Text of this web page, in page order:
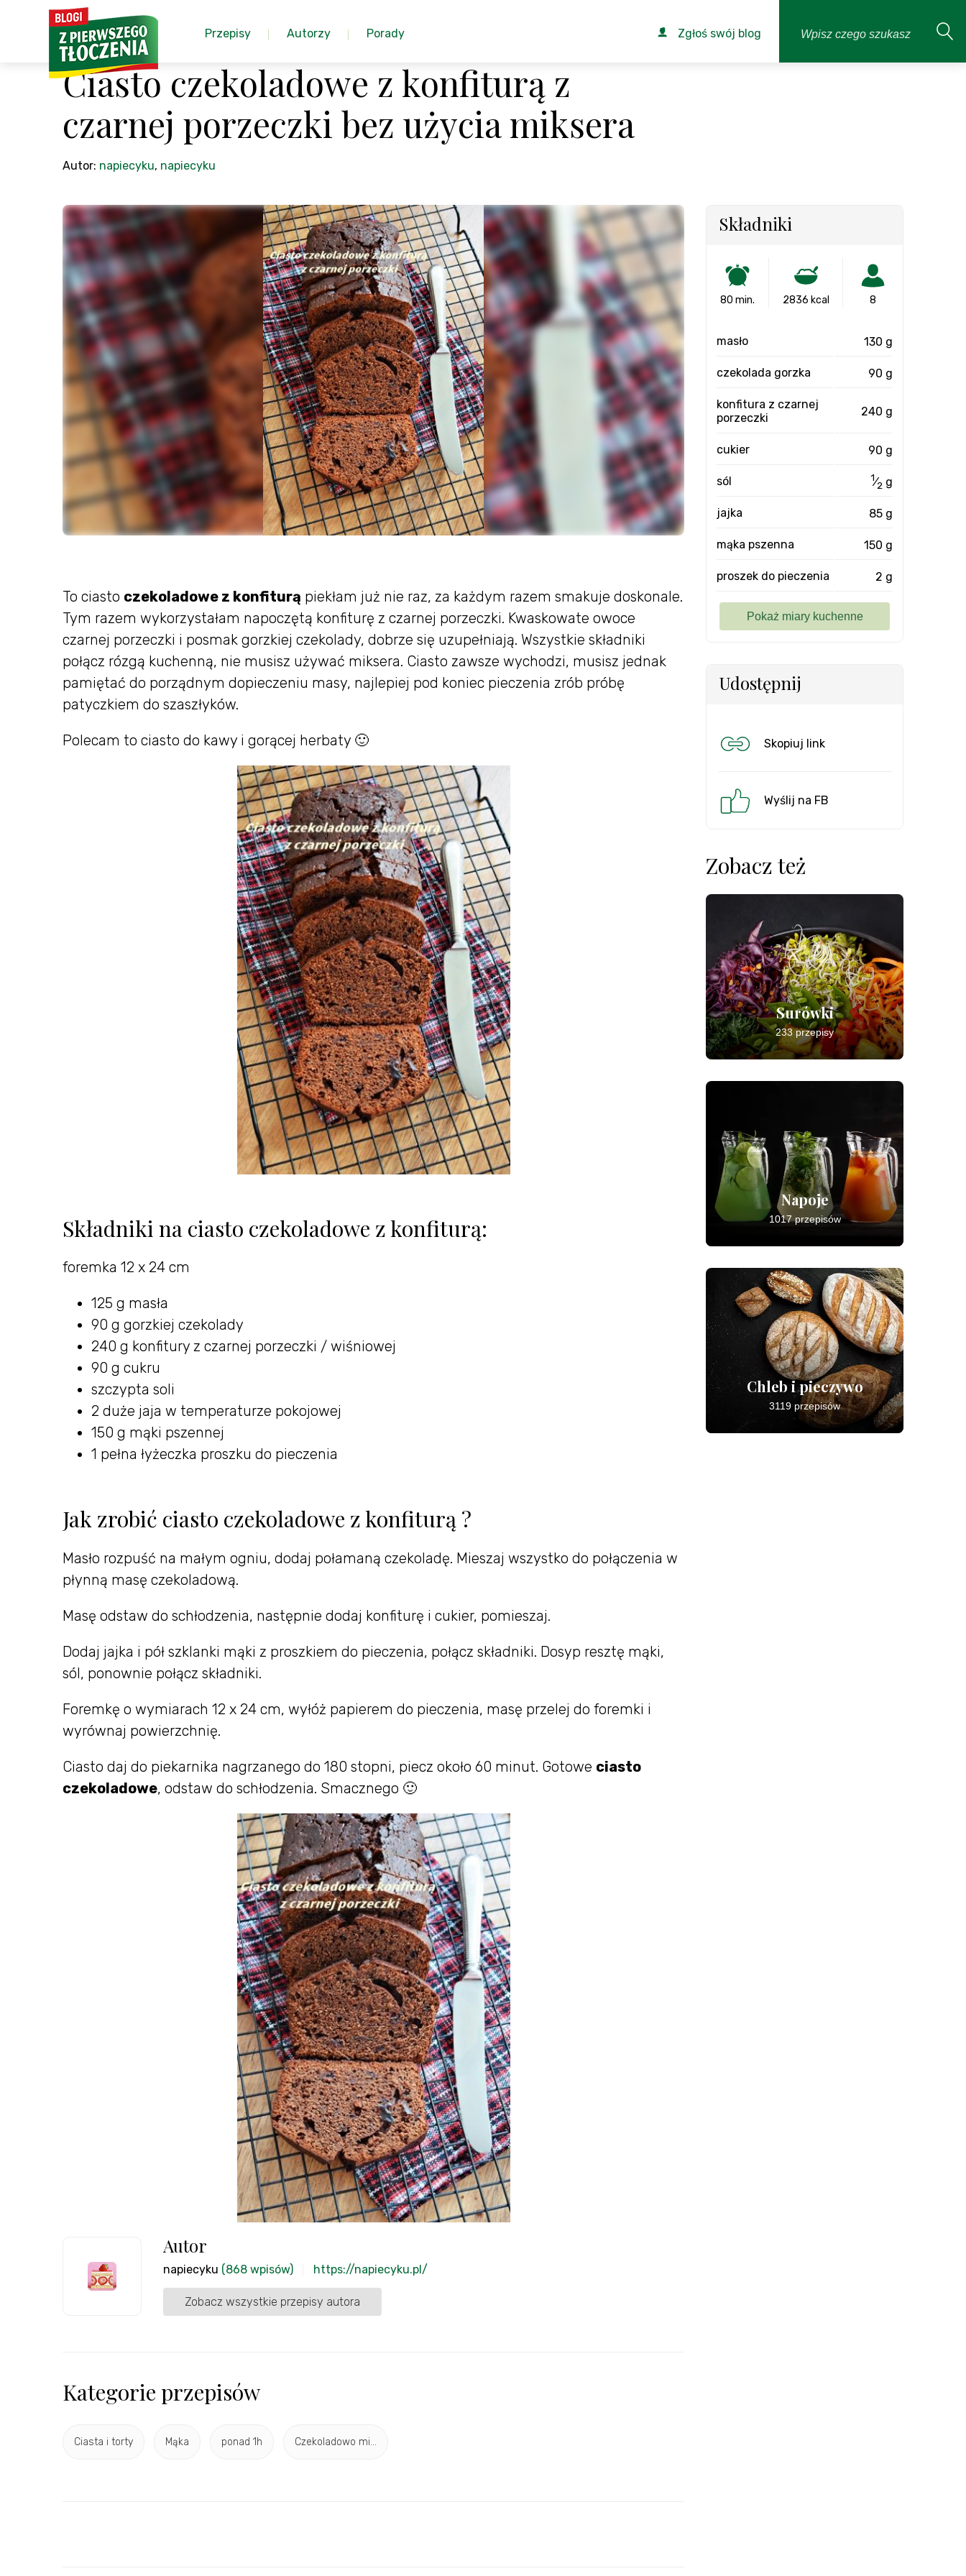
Przepisy Autorzy Porady Zgłoś swój blog
Ciasto czekoladowe z konfiturą z
czarnej porzeczki bez użycia miksera
Autor: napiecyku, napiecyku
To ciasto czekoladowe z konfiturą piekłam już nie raz, za każdym razem smakuje doskonale.
Tym razem wykorzystałam napoczętą konfiturę z czarnej porzeczki. Kwaskowate owoce
czarnej porzeczki i posmak gorzkiej czekolady, dobrze się uzupełniają. Wszystkie składniki
połącz rózgą kuchenną, nie musisz używać miksera. Ciasto zawsze wychodzi, musisz jednak
pamiętać do porządnym dopieczeniu masy, najlepiej pod koniec pieczenia zrób próbę
patyczkiem do szaszłyków.
Polecam to ciasto do kawy i gorącej herbaty 🙂
Składniki na ciasto czekoladowe z konfiturą:
foremka 12 x 24 cm
125 g masła
90 g gorzkiej czekolady
240 g konfitury z czarnej porzeczki / wiśniowej
90 g cukru
szczypta soli
2 duże jaja w temperaturze pokojowej
150 g mąki pszennej
1 pełna łyżeczka proszku do pieczenia
Jak zrobić ciasto czekoladowe z konfiturą ?
Masło rozpuść na małym ogniu, dodaj połamaną czekoladę. Mieszaj wszystko do połączenia w
płynną masę czekoladową.
Masę odstaw do schłodzenia, następnie dodaj konfiturę i cukier, pomieszaj.
Dodaj jajka i pół szklanki mąki z proszkiem do pieczenia, połącz składniki. Dosyp resztę mąki,
sól, ponownie połącz składniki.
Foremkę o wymiarach 12 x 24 cm, wyłóż papierem do pieczenia, masę przelej do foremki i
wyrównaj powierzchnię.
Ciasto daj do piekarnika nagrzanego do 180 stopni, piecz około 60 minut. Gotowe ciasto
czekoladowe, odstaw do schłodzenia. Smacznego 🙂
Autor
napiecyku (868 wpisów) https://napiecyku.pl/
Zobacz wszystkie przepisy autora
Kategorie przepisów
Ciasta i torty Mąka ponad 1h Czekoladowo mi...
Składniki
80 min. 2836 kcal 8
masło 130 g
czekolada gorzka 90 g
konfitura z czarnej
porzeczki
240 g
cukier 90 g
sól 1⁄2 g
jajka 85 g
mąka pszenna 150 g
proszek do pieczenia 2 g
Udostępnij
Skopiuj link
Wyślij na FB
Zobacz też
Surówki
233 przepisy
Napoje
1017 przepisów
Chleb i pieczywo
3119 przepisów